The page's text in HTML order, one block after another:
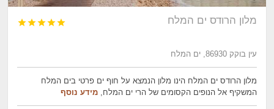
מלון הרודס ים המלח 




עין בוקק 86930, ים המלח
מלון הרודס ים המלח הינו מלון הנמצא על חוף ים פרטי בים המלח
המשקיף אל הנופים הקסומים של הרי ים המלח,מידע נוסף